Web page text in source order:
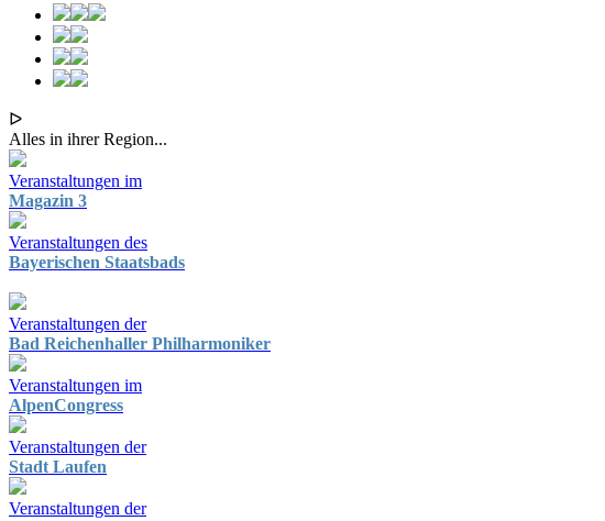
ᐅ
Alles in ihrer Region...
Veranstaltungen im
Magazin 3
Veranstaltungen des
Bayerischen Staatsbads
Veranstaltungen der
Bad Reichenhaller Philharmoniker
Veranstaltungen im
AlpenCongress
Veranstaltungen der
Stadt Laufen
Veranstaltungen der